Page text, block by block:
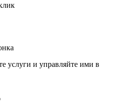
услуги и управляйте ими в